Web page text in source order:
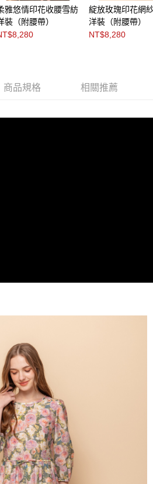
仍有額度不足之情形，本公司將視審查結果
用他人資訊註冊。若發現惡意使用之情形，
止該用戶之使用額度並採取法律行動。
雅悠情印花收腰雪紡
裝（附腰帶）
綻放玫瑰印花網
洋裝（附腰帶）
NT$8,280
商品規格 相關推薦